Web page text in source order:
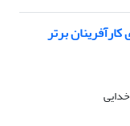
برتر